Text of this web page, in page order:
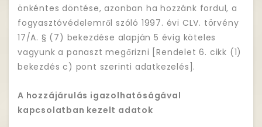
önkéntes döntése, azonban ha hozzánk fordul, a
fogyasztóvédelemről szóló 1997. évi CLV. törvény
17/A. § (7) bekezdése alapján 5 évig köteles
vagyunk a panaszt megőrizni [Rendelet 6. cikk (1)
bekezdés c) pont szerinti adatkezelés].
A hozzájárulás igazolhatóságával
kapcsolatban kezelt adatok